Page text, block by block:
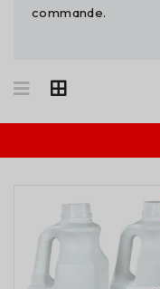
commande.